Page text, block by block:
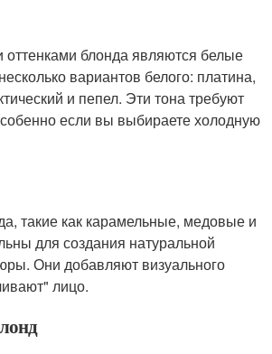
блонда являются белые
вариантов белого: платина,
и пепел. Эти тона требуют
если вы выбираете холодную
такие как карамельные, медовые и
для создания натуральной
Они добавляют визуального
лицо.